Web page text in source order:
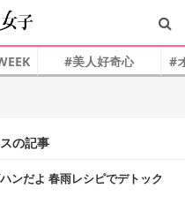
#美人好奇心 #
の記事
ンだよ 春雨レシピでデトック